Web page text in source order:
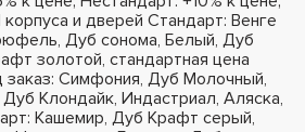
и дверей Стандарт: Венге
Дуб сонома, Белый, Дуб
золотой, стандартная цена
заказ: Симфония, Дуб Молочный,
Клондайк, Индастриал, Аляска,
Кашемир, Дуб Крафт серый,